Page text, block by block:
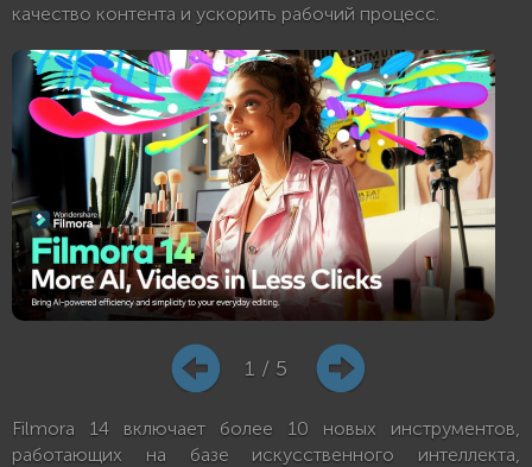
качество контента и ускорить рабочий процесс.
1 / 5
Filmora 14 включает более 10 новых инструментов,
работающих на базе искусственного интеллекта,